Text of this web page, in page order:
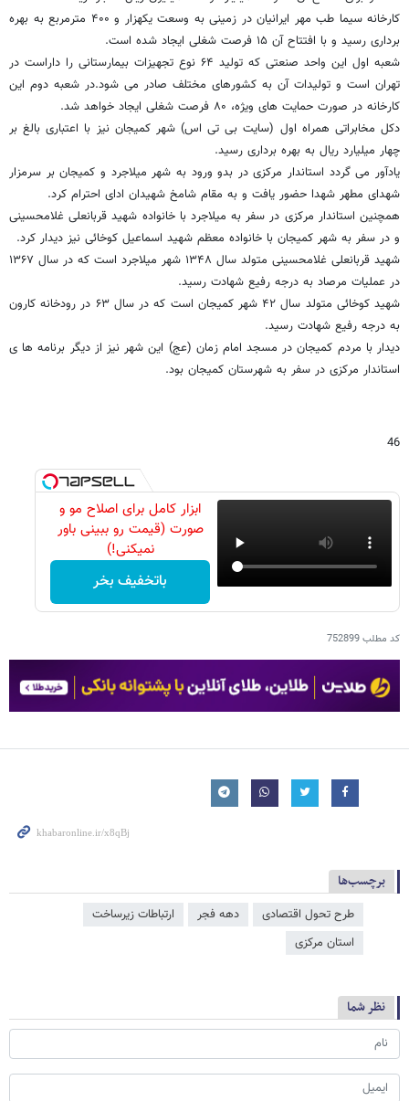
کارخانه سیما طب مهر ایرانیان در زمینی به وسعت یکهزار و ۴۰۰ مترمربع به بهره
برداری رسید و با افتتاح آن ۱۵ فرصت شغلی ایجاد شده است.
شعبه اول این واحد صنعتی که تولید ۶۴ نوع تجهیزات بیمارستانی را داراست در
تهران است و تولیدات آن به کشورهای مختلف صادر می شود.در شعبه دوم این
کارخانه در صورت حمایت های ویژه، ۸۰ فرصت شغلی ایجاد خواهد شد.
دکل مخابراتی همراه اول (سایت بی تی اس) شهر کمیجان نیز با اعتباری بالغ بر
چهار میلیارد ریال به بهره برداری رسید.
یادآور می گردد استاندار مرکزی در بدو ورود به شهر میلاجرد و کمیجان بر سرمزار
شهدای مطهر شهدا حضور یافت و به مقام شامخ شهیدان ادای احترام کرد.
همچنین استاندار مرکزی در سفر به میلاجرد با خانواده شهید قربانعلی غلامحسینی
و در سفر به شهر کمیجان با خانواده معظم شهید اسماعیل کوخائی نیز دیدار کرد.
شهید قربانعلی غلامحسینی متولد سال ۱۳۴۸ شهر میلاجرد است که در سال ۱۳۶۷
در عملیات مرصاد به درجه رفیع شهادت رسید.
شهید کوخائی متولد سال ۴۲ شهر کمیجان است که در سال ۶۳ در رودخانه کارون
به درجه رفیع شهادت رسید.
دیدار با مردم کمیجان در مسجد امام زمان (عج) این شهر نیز از دیگر برنامه ها ی
استاندار مرکزی در سفر به شهرستان کمیجان بود.
46
ابزار کامل برای اصلاح مو و
صورت (قیمت رو ببینی باور
نمیکنی!)
باتخفیف بخر
کد مطلب752899
برچسب‌ها
طرح تحول اقتصادی دهه فجر
ارتباطات زیرساخت
استان مرکزی
نظر شما